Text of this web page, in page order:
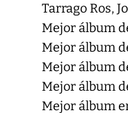
Tarrago Ros,
Mejor álbum
Mejor álbum
Mejor álbum
Mejor álbum
Mejor álbum